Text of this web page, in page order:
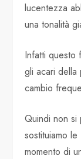
lucentezza
una tonalità
Infatti questo
gli acari della
cambio
Quindi non
sostituiamo
momento di